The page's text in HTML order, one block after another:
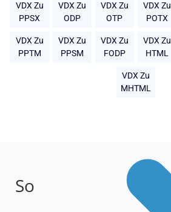
VDX Zu
PPSX
VDX Zu
ODP
VDX Zu
OTP
VDX Zu
POTX
VDX Zu
PPTM
VDX Zu
PPSM
VDX Zu
FODP
VDX Zu
HTML
VDX Zu
MHTML
So